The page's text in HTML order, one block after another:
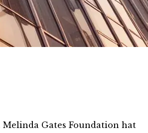
Gates Foundation hat